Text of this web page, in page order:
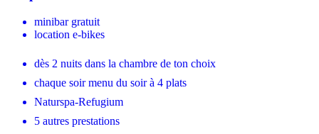
minibar gratuit
location e-bikes
dès 2 nuits dans la chambre de ton choix
chaque soir menu du soir à 4 plats
Naturspa-Refugium
5 autres prestations